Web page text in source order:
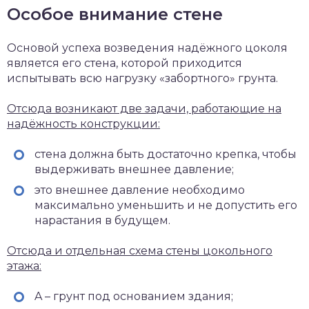
Особое внимание стене
Основой успеха возведения надёжного цоколя
является его стена, которой приходится
испытывать всю нагрузку «забортного» грунта.
Отсюда возникают две задачи, работающие на
надёжность конструкции:
стена должна быть достаточно крепка, чтобы
выдерживать внешнее давление;
это внешнее давление необходимо
максимально уменьшить и не допустить его
нарастания в будущем.
Отсюда и отдельная схема стены цокольного
этажа:
A – грунт под основанием здания;